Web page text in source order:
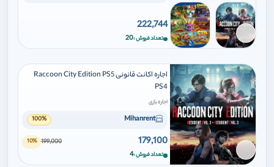
برای افزودن وارد شوید
222,744
تعداد فروش 20
برای افزودن وارد شوید
اجاره اکانت قانونی Raccoon City Edition PS5
PS4
اجاره بازی
Mihanrent
100%
179,100
199,000
10%
تعداد فروش 4